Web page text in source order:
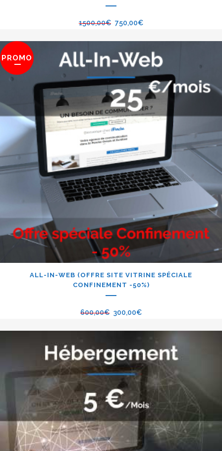
1500,00€ 750,00€
PROMO
ALL-IN-WEB (OFFRE SITE VITRINE SPÉCIALE
CONFINEMENT -50%)
600,00€ 300,00€